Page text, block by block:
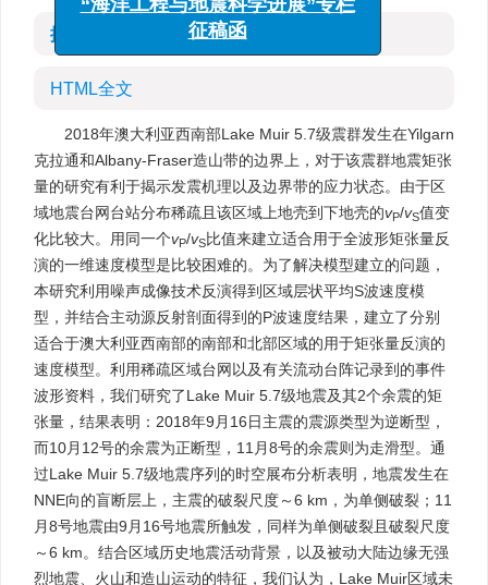
摘要
HTML全文
2018年澳大利亚西南部Lake Muir 5.7级震群发生在Yilgarn
克拉通和Albany-Fraser造山带的边界上，对于该震群地震矩张
量的研究有利于揭示发震机理以及边界带的应力状态。由于区
域地震台网台站分布稀疏且该区域上地壳到下地壳的vP/vS值变
化比较大。用同一个vP/vS比值来建立适合用于全波形矩张量反
演的一维速度模型是比较困难的。为了解决模型建立的问题，
本研究利用噪声成像技术反演得到区域层状平均S波速度模
型，并结合主动源反射剖面得到的P波速度结果，建立了分别
适合于澳大利亚西南部的南部和北部区域的用于矩张量反演的
速度模型。利用稀疏区域台网以及有关流动台阵记录到的事件
波形资料，我们研究了Lake Muir 5.7级地震及其2个余震的矩
张量，结果表明：2018年9月16日主震的震源类型为逆断型，
而10月12号的余震为正断型，11月8号的余震则为走滑型。通
过Lake Muir 5.7级地震序列的时空展布分析表明，地震发生在
NNE向的盲断层上，主震的破裂尺度～6 km，为单侧破裂；11
月8号地震由9月16号地震所触发，同样为单侧破裂且破裂尺度
～6 km。结合区域历史地震活动背景，以及被动大陆边缘无强
烈地震、火山和造山运动的特征，我们认为，Lake Muir区域未
“海洋工程与地震科学进展”专栏
征稿函